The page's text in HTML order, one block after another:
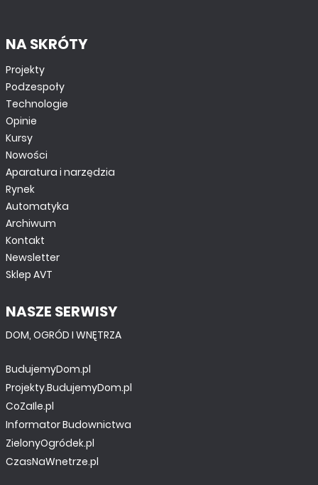
NA SKRÓTY
Projekty
Podzespoły
Technologie
Opinie
Kursy
Nowości
Aparatura i narzędzia
Rynek
Automatyka
Archiwum
Kontakt
Newsletter
Sklep AVT
NASZE SERWISY
DOM, OGRÓD I WNĘTRZA
BudujemyDom.pl
Projekty.BudujemyDom.pl
CoZaIle.pl
Informator Budownictwa
ZielonyOgródek.pl
CzasNaWnetrze.pl